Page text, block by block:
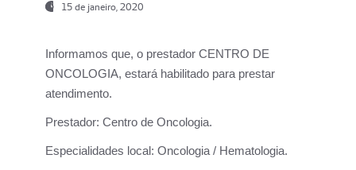
15 de janeiro, 2020
Informamos que, o prestador CENTRO DE
ONCOLOGIA, estará habilitado para prestar
atendimento.
Prestador: Centro de Oncologia.
Especialidades local: Oncologia / Hematologia.